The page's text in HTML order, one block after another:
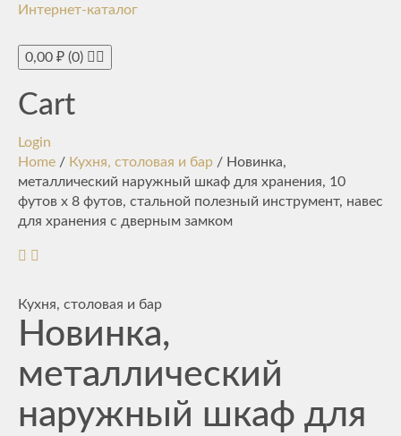
Интернет-каталог
0,00 ₽ (0)
Cart
Login
Home / Кухня, столовая и бар / Новинка,
металлический наружный шкаф для хранения, 10
футов x 8 футов, стальной полезный инструмент, навес
для хранения с дверным замком
Кухня, столовая и бар
Новинка,
металлический
наружный шкаф для